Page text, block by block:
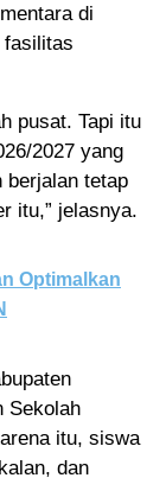
di
fasilitas
pusat. Tapi itu
2027 yang
berjalan tetap
itu,” jelasnya.
Optimalkan
Sekolah
itu, siswa
dan